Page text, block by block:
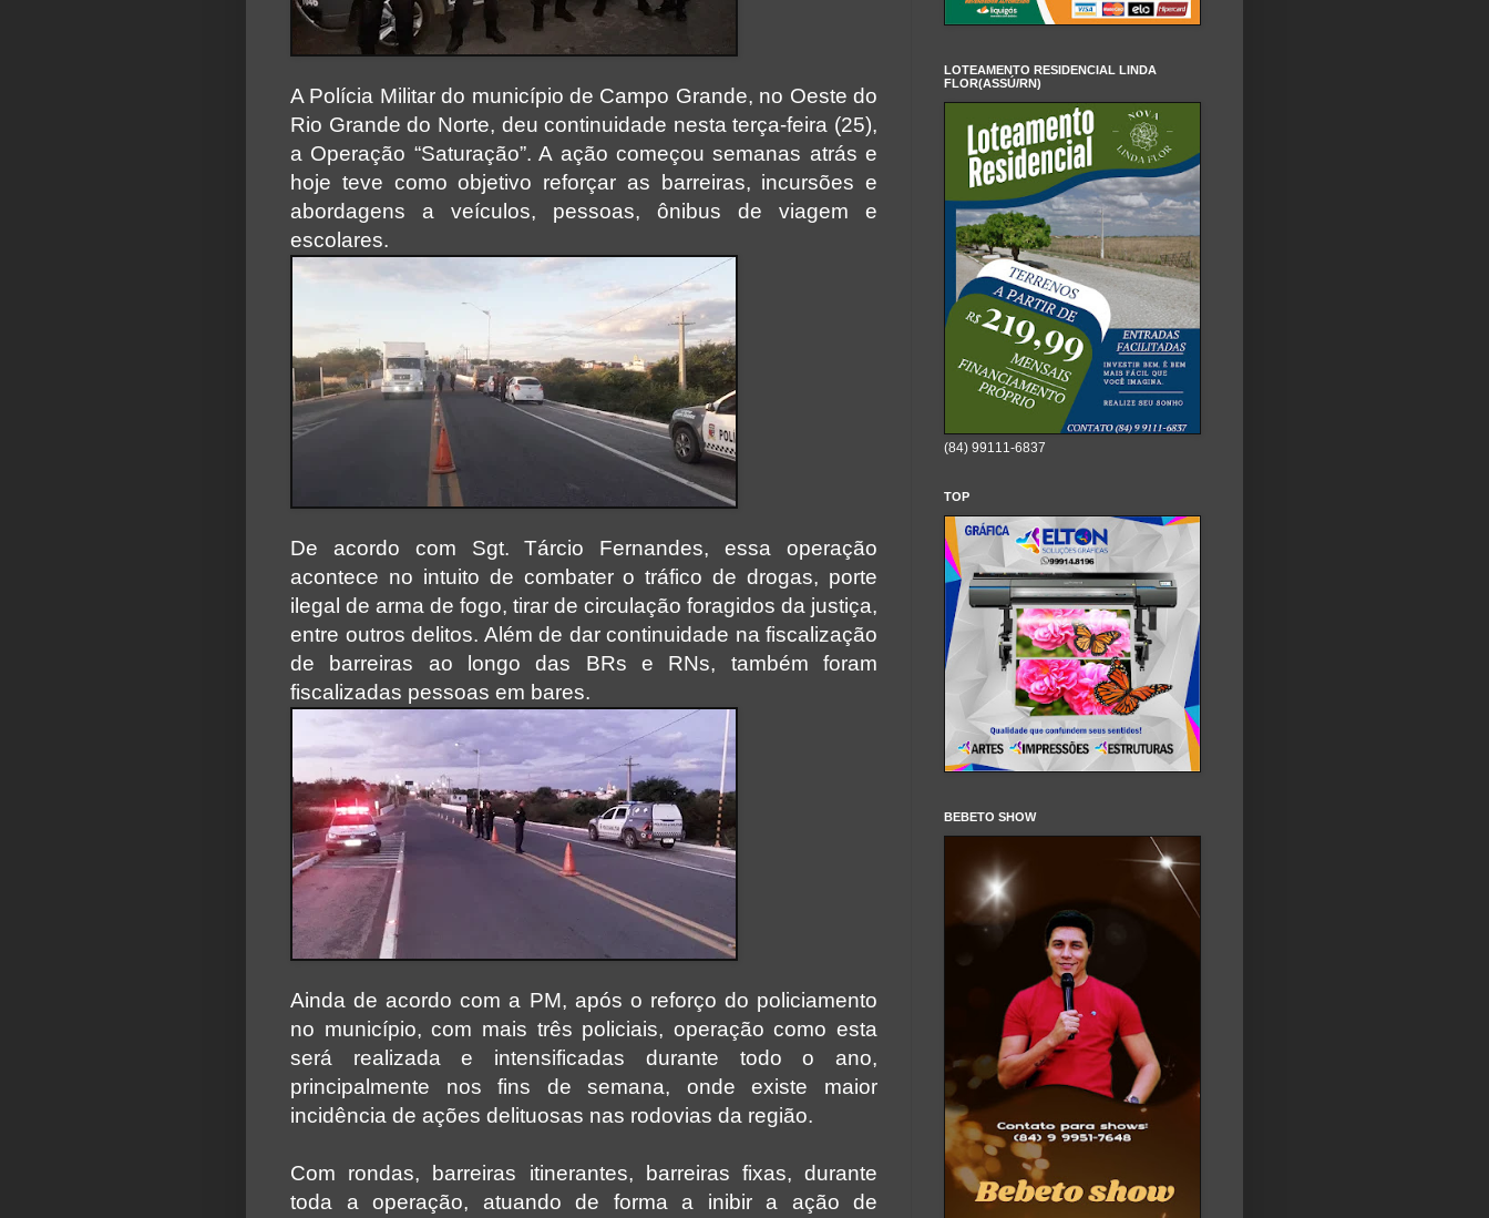
A Polícia Militar do município de Campo Grande, no Oeste do
Rio Grande do Norte, deu continuidade nesta terça-feira (25),
a Operação “Saturação”. A ação começou semanas atrás e
hoje teve como objetivo reforçar as barreiras, incursões e
abordagens a veículos, pessoas, ônibus de viagem e
escolares.
De acordo com Sgt. Tárcio Fernandes, essa operação
acontece no intuito de combater o tráfico de drogas, porte
ilegal de arma de fogo, tirar de circulação foragidos da justiça,
entre outros delitos. Além de dar continuidade na fiscalização
de barreiras ao longo das BRs e RNs, também foram
fiscalizadas pessoas em bares.
Ainda de acordo com a PM, após o reforço do policiamento
no município, com mais três policiais, operação como esta
será realizada e intensificadas durante todo o ano,
principalmente nos fins de semana, onde existe maior
incidência de ações delituosas nas rodovias da região.
Com rondas, barreiras itinerantes, barreiras fixas, durante
toda a operação, atuando de forma a inibir a ação de
LOTEAMENTO RESIDENCIAL LINDA
FLOR(ASSÚ/RN)
(84) 99111-6837
TOP
BEBETO SHOW